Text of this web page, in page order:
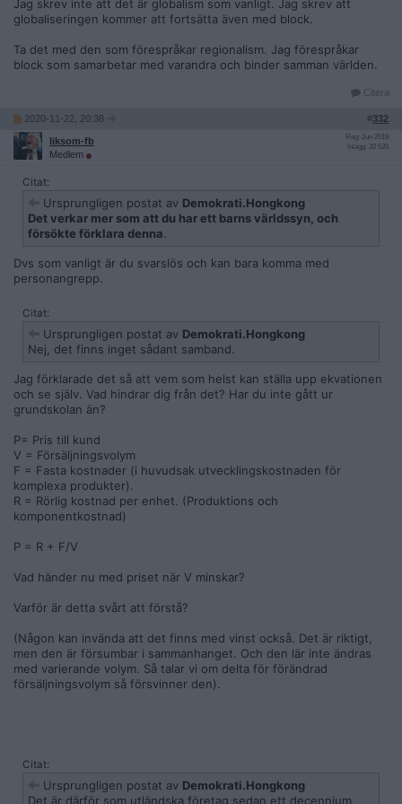
Jag skrev inte att det är globalism som vanligt. Jag skrev att
globaliseringen kommer att fortsätta även med block.
Ta det med den som förespråkar regionalism. Jag förespråkar
block som samarbetar med varandra och binder samman världen.
Citera
2020-11-22, 20:38 #332
liksom-fb
Medlem
Reg: Jun 2019
Inlägg: 20 520
Citat:
Ursprungligen postat av Demokrati.Hongkong
Det verkar mer som att du har ett barns världssyn, och
försökte förklara denna
Dvs som vanligt är du svarslös och kan bara komma med
personangrepp.
Citat:
Ursprungligen postat av Demokrati.Hongkong
Nej, det finns inget sådant samband.
Jag förklarade det så att vem som helst kan ställa upp ekvationen
och se själv. Vad hindrar dig från det? Har du inte gått ur
grundskolan än?
P= Pris till kund
V = Försäljningsvolym
F = Fasta kostnader (i huvudsak utvecklingskostnaden för
komplexa produkter).
R = Rörlig kostnad per enhet. (Produktions och
komponentkostnad)
P = R + F/V
Vad händer nu med priset när V minskar?
Varför är detta svårt att förstå?
(Någon kan invända att det finns med vinst också. Det är riktigt,
men den är försumbar i sammanhanget. Och den lär inte ändras
med varierande volym. Så talar vi om delta för förändrad
försäljningsvolym så försvinner den).
Citat:
Ursprungligen postat av Demokrati.Hongkong
Det är därför som utländska företag sedan ett decennium